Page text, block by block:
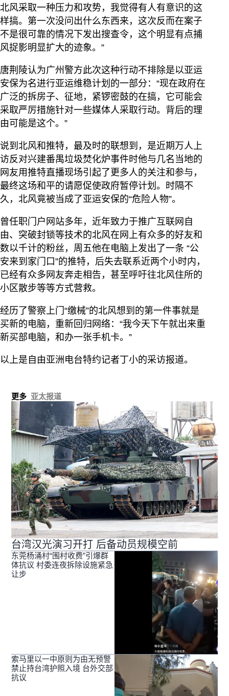
北风采取一种压力和攻势，我觉得有人有意识的这
样搞。第一次没问出什么东西来，这次反而在案子
不是很可靠的情况下发出搜查令，这个明显有点捕
风捉影明显扩大的迹象。”
唐荆陵认为广州警方此次这种行动不排除是以亚运
安保为名进行亚运维稳计划的一部分：“现在政府在
广泛的拆房子、征地，紧锣密鼓的在搞，它可能会
采取严厉措施针对一些媒体人采取行动。背后的理
由可能是这个。”
说到北风和推特，最及时的联想到，是近期万人上
访反对兴建番禺垃圾焚化炉事件时他与几名当地的
网友用推特直播现场引起了更多人的关注和参与，
最终这场和平的请愿促使政府暂停计划。时隔不
久，北风竟被当成了亚运安保的“危险人物”。
曾任职门户网站多年，近年致力于推广互联网自
由、突破封锁等技术的北风在网上有众多的好友和
数以千计的粉丝，周五他在电脑上发出了一条 “公
安来到家门口”的推特，后失去联系近两个小时内，
已经有众多网友奔走相告，甚至呼吁往北风住所的
小区散步等等方式营救。
经历了警察上门“缴械”的北风想到的第一件事就是
买新的电脑，重新回归网络：“我今天下午就出来重
新买部电脑，和办一张手机卡。”
以上是自由亚洲电台特约记者丁小的采访报道。
更多 亚太报道
台湾汉光演习开打 后备动员规模空前
东莞杨涌村“围村收费”引爆群
体抗议 村委连夜拆除设施紧急
让步
索马里以一中原则为由无预警
禁止持台湾护照入境 台外交部
抗议